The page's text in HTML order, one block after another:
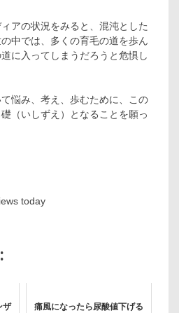
アの状況をみると、混沌とした
中では、多くの育毛の道を歩ん
に入ってしまうだろうと危惧し
悩み、考え、歩むために、この
（いしずえ）となることを願っ
today
ザ
痛風になったら尿酸値下げる